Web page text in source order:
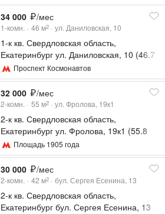
34 000 /мес
1-комн. 46 м2 ул. Даниловская, 10
1-к кв. Свердловская область,
Екатеринбург ул. Даниловская, 10 (46.7
м²) Проспект Космонавтов
32 000 /мес
2-комн. 55 м2 ул. Фролова, 19к1
2-к кв. Свердловская область,
Екатеринбург ул. Фролова, 19к1 (55.8
м²) Площадь 1905 года
30 000 /мес
2-комн. 42 м2 бул. Сергея Есенина, 13
2-к кв. Свердловская область,
Екатеринбург бул. Сергея Есенина, 13